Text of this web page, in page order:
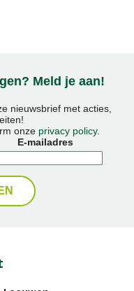
Meld je aan!
nieuwsbrief met acties,
onze privacy policy.
E-mailadres